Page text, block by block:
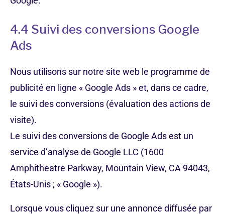
4.4 Suivi des conversions Google
Ads
Nous utilisons sur notre site web le programme de
publicité en ligne « Google Ads » et, dans ce cadre,
le suivi des conversions (évaluation des actions de
visite).
Le suivi des conversions de Google Ads est un
service d’analyse de Google LLC (1600
Amphitheatre Parkway, Mountain View, CA 94043,
États-Unis ; « Google »).
Lorsque vous cliquez sur une annonce diffusée par